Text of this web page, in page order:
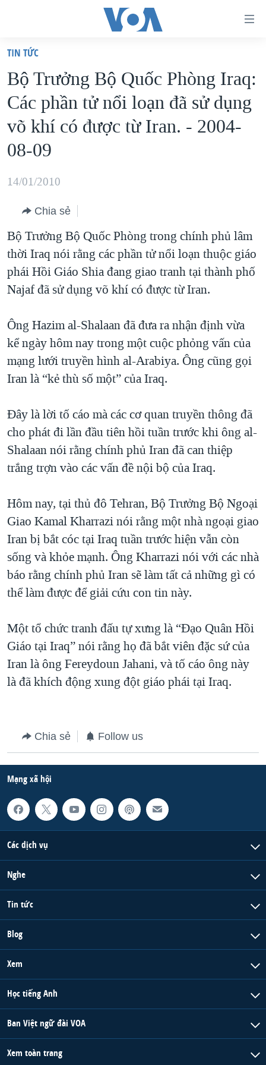
truy
cập
Tới
nội
chính
Tới
hướng
chính
Đi
"Tìm"
VIỆT NAM
HOA KỲ
BIỂN ĐÔNG
THẾ GIỚI
MỤC
TỰ DO BÁO CHÍ
VẠCH TRẦN TIN GIẢ
NGƯỜI VIỆT HẢI NGOẠI
KINH TẾ
KHOA HỌC
SỨC KHOẺ
VĂN HOÁ
GIÁO DỤC
CHUYÊN ĐỀ
CHIẾN TRANH THƯƠNG MẠI CỦA MỸ: QUÁ KHỨ VÀ HIỆN
TẠI
HÀNH TRÌNH BẦU CỬ 2024
GIẢI MÃ VÀNH ĐAI & CON ĐƯỜNG
NGÀY TỊ NẠN THẾ GIỚI
TRỊNH VĨNH BÌNH - NGƯỜI HẠ 'BÊN THẮNG CUỘC'
CHI PHÍ CHIẾN TRANH AFGHANISTAN
CÁC GIÁ TRỊ CỘNG HÒA Ở VIỆT NAM
THƯỢNG ĐỈNH TRUMP-KIM TẠI VIỆT NAM
NGƯ DÂN VIỆT VÀ LÀN SÓNG TRỘM HẢI SÂM
BÊN KIA QUỐC LỘ: TIẾNG VỌNG TỪ NÔNG THÔN MỸ
QUAN HỆ VIỆT MỸ
HỌC TIẾNG ANH
VIDEO
NGHE
MẠNG XÃ HỘI
Ngôn ngữ khác
TIN TỨC
Bộ Trưởng Bộ Quốc Phòng Iraq:
Các phần tử nổi loạn đã sử dụng
võ khí có được từ Iran. - 2004-
08-09
14/01/2010
Chia sẻ
Bộ Trưởng Bộ Quốc Phòng trong chính phủ lâm
thời Iraq nói rằng các phần tử nổi loạn thuộc giáo
phái Hồi Giáo Shia đang giao tranh tại thành phố
Najaf đã sử dụng võ khí có được từ Iran.
Ông Hazim al-Shalaan đã đưa ra nhận định vừa
kể ngày hôm nay trong một cuộc phỏng vấn của
mạng lưới truyền hình al-Arabiya. Ông cũng gọi
Iran là “kẻ thù số một” của Iraq.
Đây là lời tố cáo mà các cơ quan truyền thông đã
cho phát đi lần đầu tiên hồi tuần trước khi ông al-
Shalaan nói rằng chính phủ Iran đã can thiệp
trắng trợn vào các vấn đề nội bộ của Iraq.
Hôm nay, tại thủ đô Tehran, Bộ Trưởng Bộ Ngoại
Giao Kamal Kharrazi nói rằng một nhà ngoại giao
Iran bị bắt cóc tại Iraq tuần trước hiện vẫn còn
sống và khỏe mạnh. Ông Kharrazi nói với các nhà
báo rằng chính phủ Iran sẽ làm tất cả những gì có
thể làm được để giải cứu con tin này.
Một tổ chức tranh đấu tự xưng là “Đạo Quân Hồi
Giáo tại Iraq” nói rằng họ đã bắt viên đặc sứ của
Iran là ông Fereydoun Jahani, và tố cáo ông này
là đã khích động xung đột giáo phái tại Iraq.
Chia sẻ Follow us
Mạng xã hội
Các dịch vụ
Nghe
Tin tức
Blog
Xem
Học tiếng Anh
Ban Việt ngữ đài VOA
Xem toàn trang